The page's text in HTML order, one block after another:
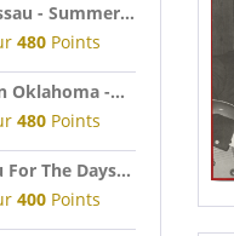
- Summer...
480Points
Oklahoma -...
480Points
For The Days...
400Points